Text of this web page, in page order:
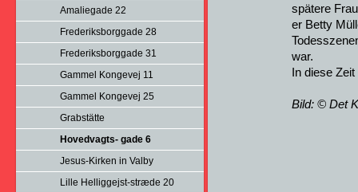
Amaliegade 22
Frederiksborggade 28
Frederiksborggade 31
Gammel Kongevej 11
Gammel Kongevej 25
Grabstätte
Hovedvagts- gade 6
Jesus-Kirken in Valby
Lille Helliggejst-stræde 20
spätere
er Betty
war.
In diese
Bild: © Det